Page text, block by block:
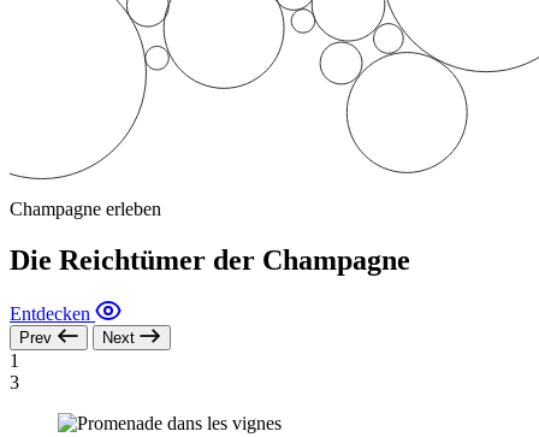
Champagne erleben
Die Reichtümer der Champagne
Entdecken
Prev Next
1
3